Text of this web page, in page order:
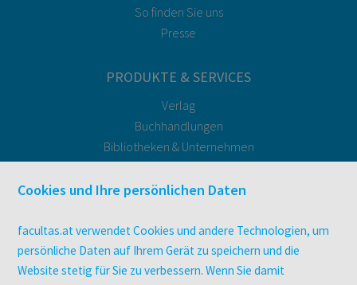
So finden Sie uns
Presse
PRODUKTE & SERVICES
Verlag
Buchhandlungen
Bibliotheken & Unternehmen
facultas Bindeservice
Druckerei facultas druckt.
Zeitschriften
Digitale Angebote
Cookies und Ihre persönlichen Daten
facultas.at verwendet Cookies und andere Technologien, um
persönliche Daten auf Ihrem Gerät zu speichern und die
Website stetig für Sie zu verbessern. Wenn Sie damit